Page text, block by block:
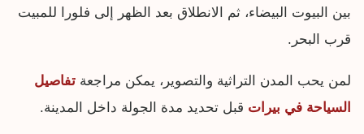
بين البيوت البيضاء، ثم الانطلاق بعد الظهر إلى فلورا للمبيت
قرب البحر.
لمن يحب المدن التراثية والتصوير، يمكن مراجعة تفاصيل
السياحة في بيرات قبل تحديد مدة الجولة داخل المدينة.